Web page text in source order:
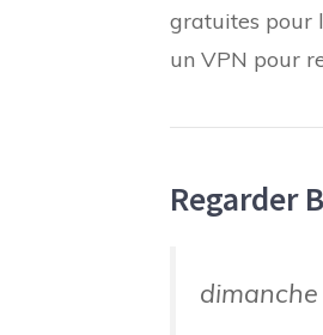
gratuites pour
un VPN pour
Regarder